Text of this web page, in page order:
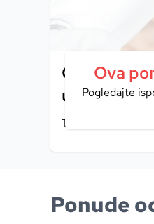
Ova
Pogledajte
Osvježenje
Tretman lica
Ponude